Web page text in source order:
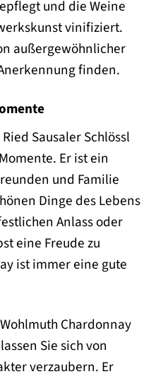
und die Weine
vinifiziert.
außergewöhnlicher
finden.
Sausaler Schlössl
Er ist ein
und Familie
Dinge des Lebens
Anlass oder
eine Freude zu
ist immer eine gute
Chardonnay
Sie sich von
verzaubern. Er